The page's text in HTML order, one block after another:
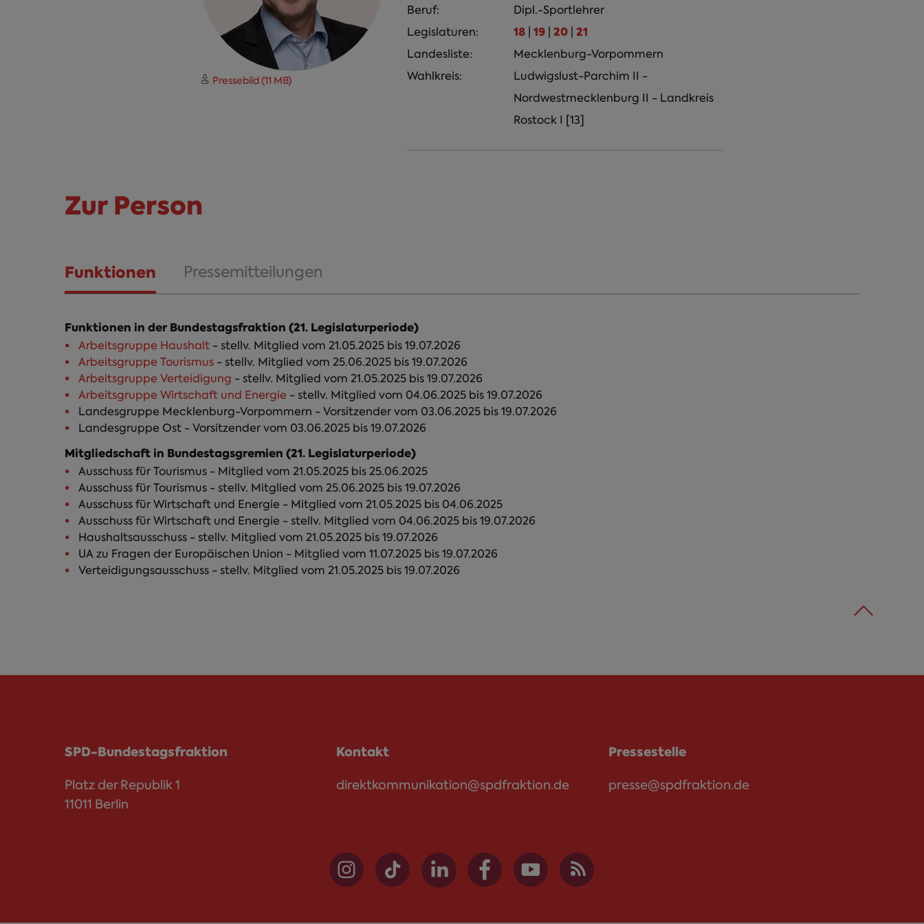
Pressebild (11 MB)
Beruf:
Dipl.-Sportlehrer
Legislaturen:
18 19 20 21
Landesliste:
Mecklenburg-Vorpommern
Wahlkreis:
Ludwigslust-Parchim II -
Nordwestmecklenburg II - Landkreis
Rostock I [13]
Zur Person
Funktionen
(aktiver
Pressemitteilungen
Funktionen in der Bundestagsfraktion (21. Legislaturperiode)
Arbeitsgruppe Haushalt - stellv. Mitglied vom 21.05.2025 bis 19.07.2026
Arbeitsgruppe Tourismus - stellv. Mitglied vom 25.06.2025 bis 19.07.2026
Arbeitsgruppe Verteidigung - stellv. Mitglied vom 21.05.2025 bis 19.07.2026
Arbeitsgruppe Wirtschaft und Energie - stellv. Mitglied vom 04.06.2025 bis 19.07.2026
Landesgruppe Mecklenburg-Vorpommern - Vorsitzender vom 03.06.2025 bis 19.07.2026
Landesgruppe Ost - Vorsitzender vom 03.06.2025 bis 19.07.2026
Mitgliedschaft in Bundestagsgremien (21. Legislaturperiode)
Ausschuss für Tourismus - Mitglied vom 21.05.2025 bis 25.06.2025
Ausschuss für Tourismus - stellv. Mitglied vom 25.06.2025 bis 19.07.2026
Ausschuss für Wirtschaft und Energie - Mitglied vom 21.05.2025 bis 04.06.2025
Ausschuss für Wirtschaft und Energie - stellv. Mitglied vom 04.06.2025 bis 19.07.2026
Haushaltsausschuss - stellv. Mitglied vom 21.05.2025 bis 19.07.2026
UA zu Fragen der Europäischen Union - Mitglied vom 11.07.2025 bis 19.07.2026
Verteidigungsausschuss - stellv. Mitglied vom 21.05.2025 bis 19.07.2026
SPD-Bundestagsfraktion
Platz der Republik 1
11011 Berlin
Kontakt
direktkommunikation@spdfraktion.de
Pressestelle
presse@spdfraktion.de